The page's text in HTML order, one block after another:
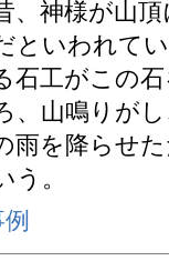
、神様が山
といわれて
石工がこの
、山鳴りが
雨を降らせ
う。